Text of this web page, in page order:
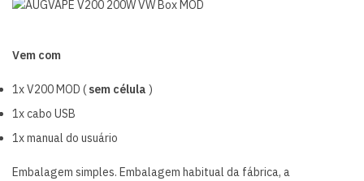
Vem com
1x V200 MOD (sem célula )
1x cabo USB
1x manual do usuário
Embalagem simples. Embalagem habitual da fábrica, a